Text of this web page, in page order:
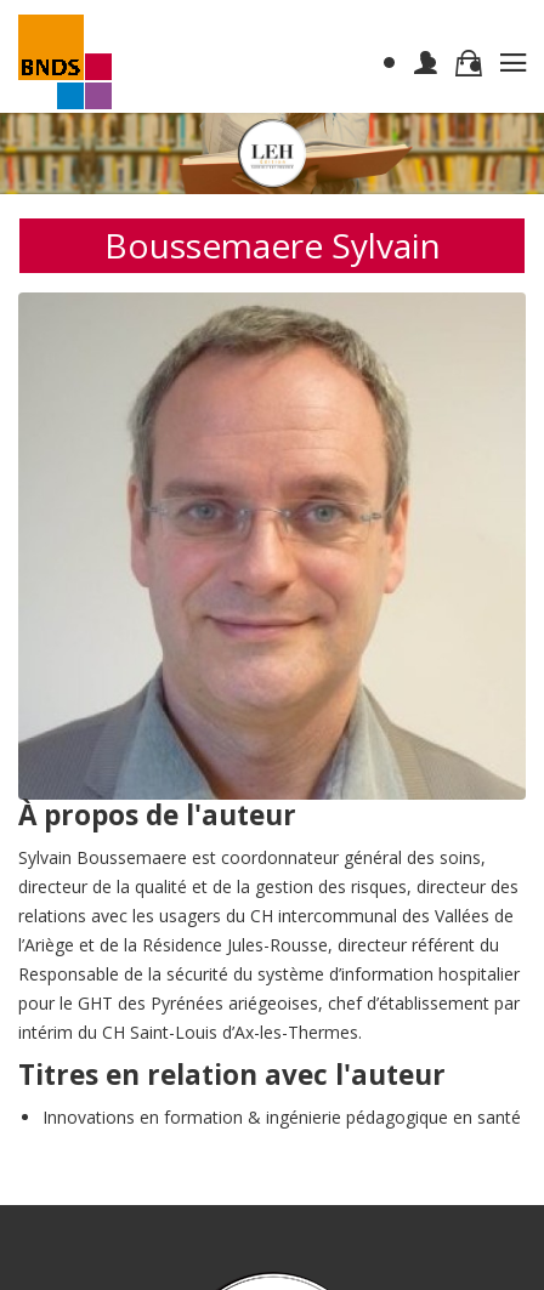
Boussemaere Sylvain
À propos de l'auteur
Sylvain Boussemaere est coordonnateur général des soins,
directeur de la qualité et de la gestion des risques, directeur des
relations avec les usagers du CH intercommunal des Vallées de
l’Ariège et de la Résidence Jules-Rousse, directeur référent du
Responsable de la sécurité du système d’information hospitalier
pour le GHT des Pyrénées ariégeoises, chef d’établissement par
intérim du CH Saint-Louis d’Ax-les-Thermes.
Titres en relation avec l'auteur
Innovations en formation & ingénierie pédagogique en santé